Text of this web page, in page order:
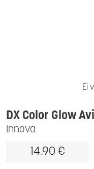
Ei
Innova
DX Color Glow
14.90 €